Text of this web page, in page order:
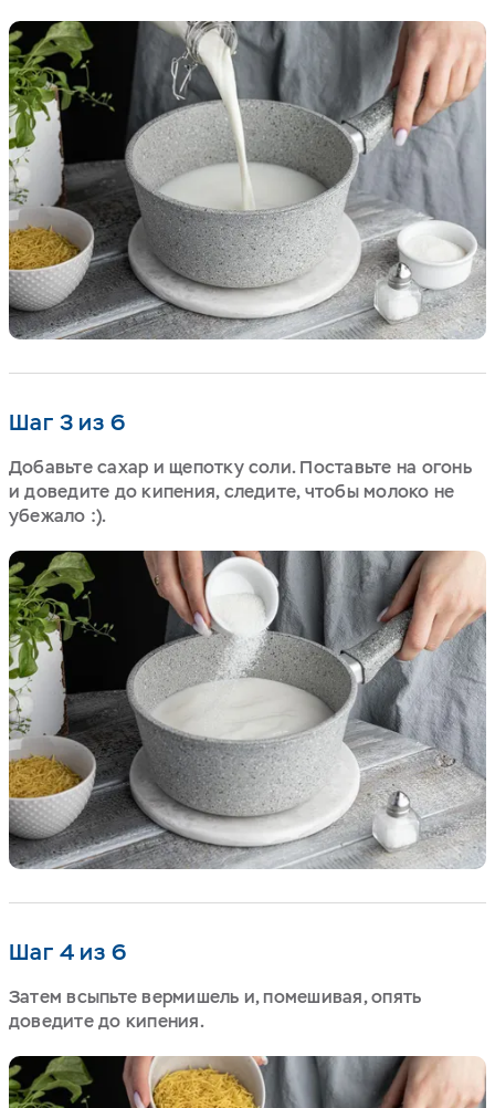
Шаг 3 из 6
Добавьте сахар и щепотку соли. Поставьте на огонь
и доведите до кипения, следите, чтобы молоко не
убежало :).
Шаг 4 из 6
Затем всыпьте вермишель и, помешивая, опять
доведите до кипения.